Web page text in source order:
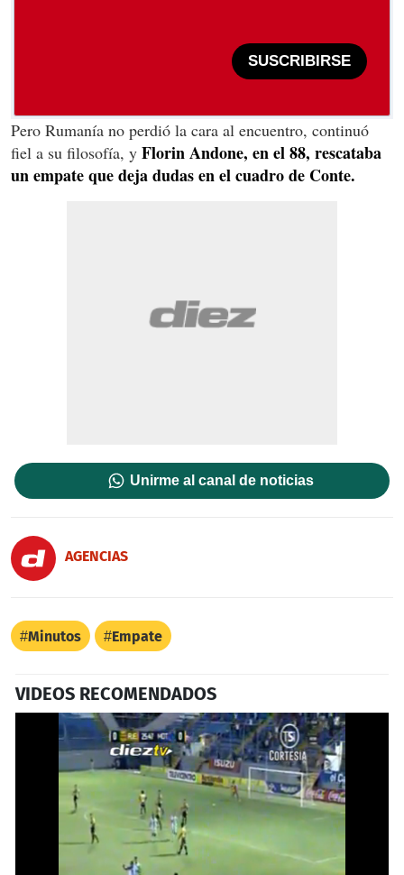
SUSCRIBIRSE
Pero Rumanía no perdió la cara al encuentro, continuó
fiel a su filosofía, y Florin Andone, en el 88, rescataba
un empate que deja dudas en el cuadro de Conte.
Unirme al canal de noticias
AGENCIAS
Minutos Empate
VIDEOS RECOMENDADOS